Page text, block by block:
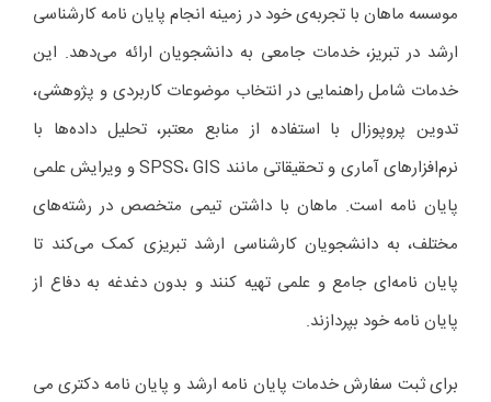
موسسه ماهان با تجربه‌ی خود در زمینه انجام پایان‌ نامه کارشناسی
ارشد در تبریز، خدمات جامعی به دانشجویان ارائه می‌دهد. این
خدمات شامل راهنمایی در انتخاب موضوعات کاربردی و پژوهشی،
تدوین پروپوزال با استفاده از منابع معتبر، تحلیل داده‌ها با
نرم‌افزارهای آماری و تحقیقاتی مانند SPSS، GIS و ویرایش علمی
پایان‌ نامه است. ماهان با داشتن تیمی متخصص در رشته‌های
مختلف، به دانشجویان کارشناسی ارشد تبریزی کمک می‌کند تا
پایان‌ نامه‌ای جامع و علمی تهیه کنند و بدون دغدغه به دفاع از
پایان‌ نامه خود بپردازند.
برای ثبت سفارش خدمات پایان نامه ارشد و پایان نامه دکتری می